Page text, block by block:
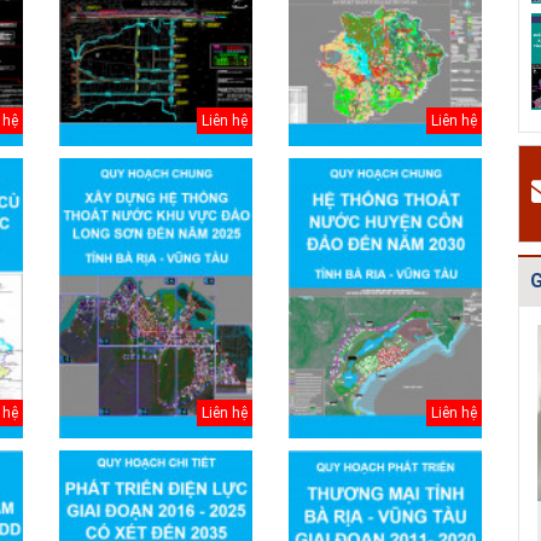
Liên hệ Liên hệ
Liên hệ Liên hệ
#
Quy hoạch quản
lý chất thải rắn
tỉnh Hải Dươn...
Quy hoạch xây
dựng vùng
huyện Gia Lộc
Quy hoạch tổng
thể phát triển
mạng lưới cấp
n...